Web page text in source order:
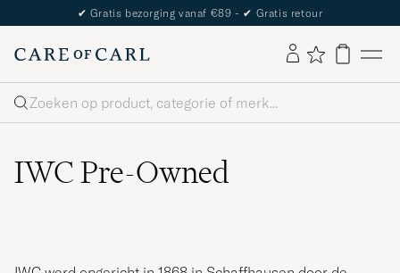
✔ Gratis bezorging vanaf €89 - ✔ Gratis retour
Zoeken
IWC Pre-Owned